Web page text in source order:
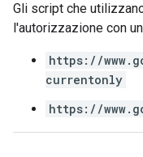
Gli script che
l'autorizzazione con
https://
currentonly
https://